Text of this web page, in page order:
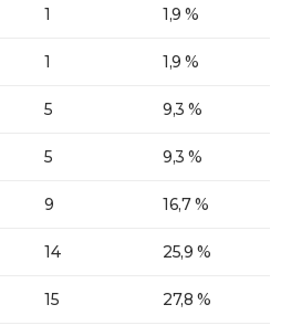
1 1,9 %
1 1,9 %
5 9,3 %
5 9,3 %
9 16,7 %
14 25,9 %
15 27,8 %